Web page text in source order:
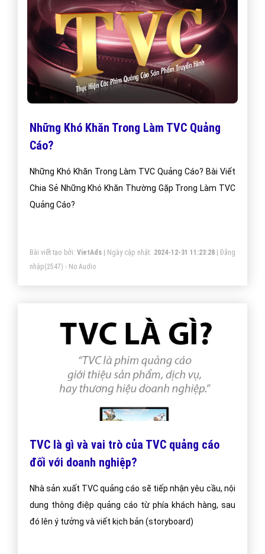
Những Khó Khăn Trong Làm TVC Quảng
Cáo?
Những Khó Khăn Trong Làm TVC Quảng Cáo? Bài Viết
Chia Sẻ Những Khó Khăn Thường Gặp Trong Làm TVC
Quảng Cáo?
Bài viết tạo bởi: VietAds| Ngày cập nhật: 2024-12-31 11:23:28|Đăng
nhập(2547) - No Audio
TVC là gì và vai trò của TVC quảng cáo
đối với doanh nghiệp?
Nhà sản xuất TVC quảng cáo sẽ tiếp nhận yêu cầu, nội
dung thông điệp quảng cáo từ phía khách hàng, sau
đó lên ý tưởng và viết kịch bản (storyboard)